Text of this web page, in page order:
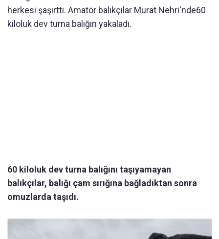
herkesi şaşırttı. Amatör balıkçılar Murat Nehri'nde60
kiloluk dev turna balığın yakaladı.
60 kiloluk dev turna balığını taşıyamayan
balıkçılar, balığı çam sırığına bağladıktan sonra
omuzlarda taşıdı.